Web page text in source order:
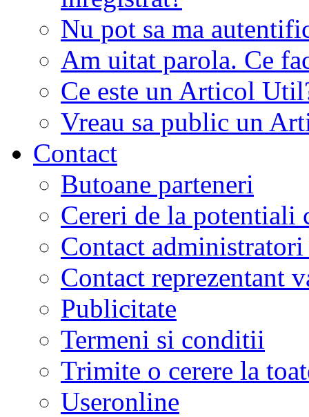
Nu pot sa ma
Am uitat parola. Ce
Ce este un Articol
Vreau sa public un
Contact
Butoane parteneri
Cereri de la potentiali
Contact
Contact reprezentant
Publicitate
Termeni si conditii
Trimite o cerere la
Useronline